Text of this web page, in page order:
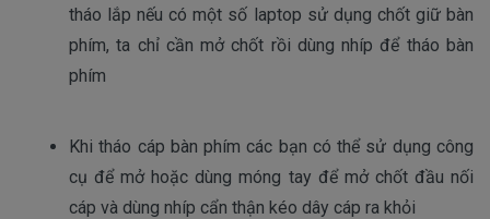
tháo lắp nếu có một số laptop sử dụng chốt giữ bàn
phím, ta chỉ cần mở chốt rồi dùng nhíp để tháo bàn
phím
Khi tháo cáp bàn phím các bạn có thể sử dụng công
cụ để mở hoặc dùng móng tay để mở chốt đầu nối
cáp và dùng nhíp cẩn thận kéo dây cáp ra khỏi